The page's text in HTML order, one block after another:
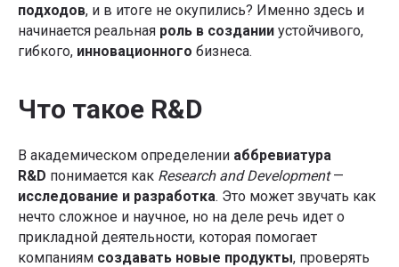
подходов, и в итоге не окупились? Именно здесь и
начинается реальная роль в создании устойчивого,
гибкого, инновационного бизнеса.
Что такое R&D
В академическом определении аббревиатура
R&D понимается как Research and Development—
исследование и разработка. Это может звучать как
нечто сложное и научное, но на деле речь идет о
прикладной деятельности, которая помогает
компаниям создавать новые продукты, проверять